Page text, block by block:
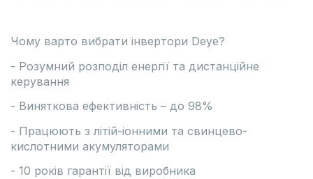
Чому варто вибрати інвертори Deye?
- Розумний розподіл енергії та дистанційне
керування
- Виняткова ефективність – до 98%
- Працюють з літій-іонними та свинцево-
кислотними акумуляторами
- 10 років гарантії від виробника